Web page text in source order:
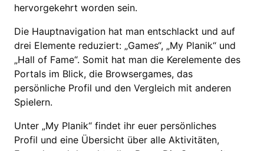
hervorgekehrt worden sein.
Die Hauptnavigation hat man entschlackt und auf
drei Elemente reduziert: „Games“, „My Planik“ und
„Hall of Fame“. Somit hat man die Kerelemente des
Portals im Blick, die Browsergames, das
persönliche Profil und den Vergleich mit anderen
Spielern.
Unter „My Planik“ findet ihr euer persönliches
Profil und eine Übersicht über alle Aktivitäten,